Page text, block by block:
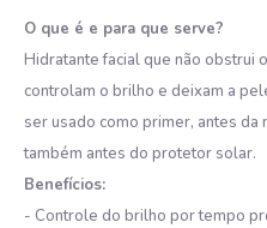
O que é e para que serve?
Hidratante facial que não obstrui
controlam o brilho e deixam a
ser usado como primer, antes da
também antes do protetor solar.
Benefícios:
- Controle do brilho por tempo